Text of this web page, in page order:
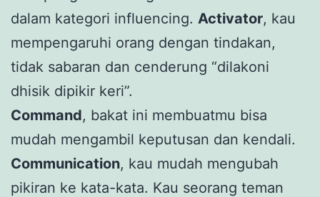
dalam kategori influencing. Activator, kau
mempengaruhi orang dengan tindakan,
tidak sabaran dan cenderung “dilakoni
dhisik dipikir keri”.
Command, bakat ini membuatmu bisa
mudah mengambil keputusan dan kendali.
Communication, kau mudah mengubah
pikiran ke kata-kata. Kau seorang teman